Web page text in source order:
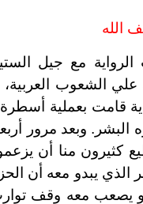
الله
علي الشعوب
قامت بعملية
كثيرون منا أن
الذي يبدو معه أن
يصعب معه وقف توارث